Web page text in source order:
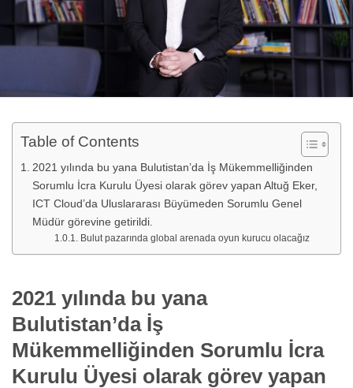
Table of Contents
2021 yılında bu yana Bulutistan’da İş Mükemmelliğinden
Sorumlu İcra Kurulu Üyesi olarak görev yapan Altuğ Eker,
ICT Cloud’da Uluslararası Büyümeden Sorumlu Genel
Müdür görevine getirildi.
Bulut pazarında global arenada oyun kurucu olacağız
2021 yılında bu yana
Bulutistan’da İş
Mükemmelliğinden Sorumlu İcra
Kurulu Üyesi olarak görev yapan